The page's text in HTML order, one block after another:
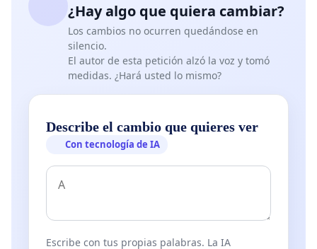
¿Hay algo que quiera cambiar?
Los cambios no ocurren quedándose en
silencio.
El autor de esta petición alzó la voz y tomó
medidas. ¿Hará usted lo mismo?
Describe el cambio que quieres ver
Con tecnología de IA
Escribe con tus propias palabras. La IA